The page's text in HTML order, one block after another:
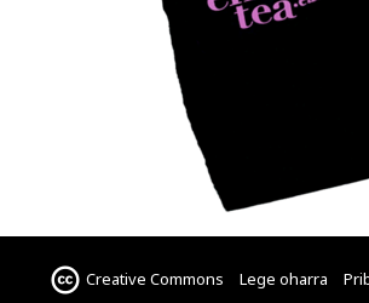
Creative Commons Lege oharra